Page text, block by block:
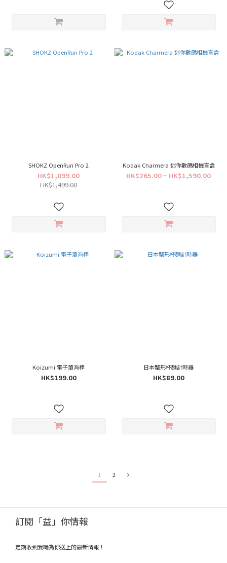
SHOKZ OpenRun Pro 2
HK$1,099.00
HK$1,499.00
Kodak Charmera 迷你數碼相機盲盒
HK$265.00 ~ HK$1,590.00
Koizumi 電子瀏海棒
HK$199.00
日本蟹形杯麵計時器
HK$89.00
1 2
訂閱「益」你情報
定期收到我哋為你送上的最新情報！